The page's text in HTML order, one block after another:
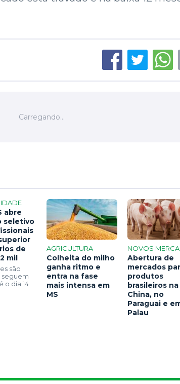
abre
seletivo
de
mil
são
seguem
o dia 14
AGRICULTURA
Colheita do milho
ganha ritmo e
entra na fase
mais intensa em
MS
NOVOS
Abertura de
mercados
produtos
brasileiros na
China, no
Paraguai e
Palau